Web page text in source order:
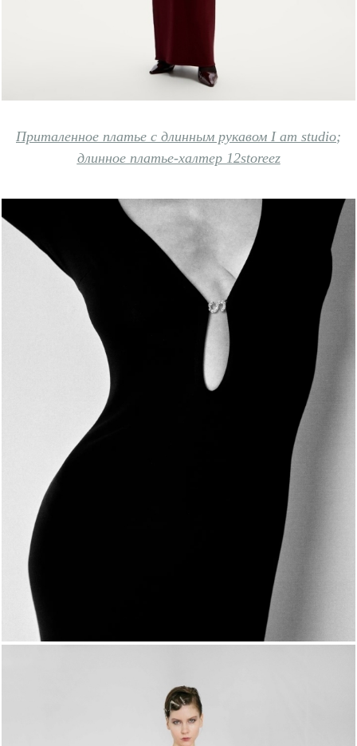
Приталенное платье с длинным рукавом I am studio;
длинное платье-халтер 12storeez